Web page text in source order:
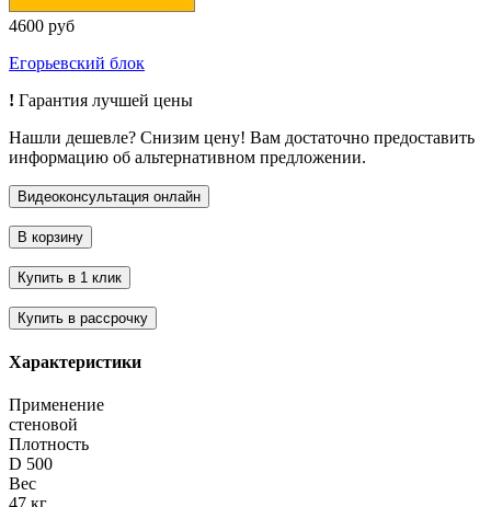
4600 руб
Егорьевский блок
! Гарантия лучшей цены
Нашли дешевле? Снизим цену! Вам достаточно предоставить
информацию об альтернативном предложении.
Характеристики
Применение
стеновой
Плотность
D 500
Вес